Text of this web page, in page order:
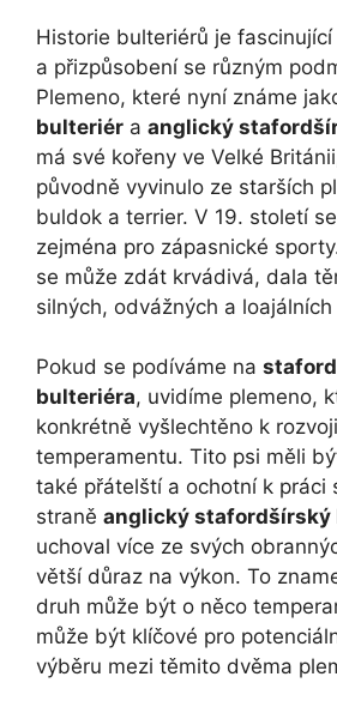
Historie bulteriérů je
a přizpůsobení se různým
Plemeno, které nyní známe
bulteriér a anglický
má své kořeny ve Velké
původně vyvinulo ze starších
buldok a terrier. V 19. století
zejména pro zápasnické
se může zdát krvádivá, dala
silných, odvážných a
Pokud se podíváme na
bulteriéra, uvidíme plemeno,
konkrétně vyšlechtěno k
temperamentu. Tito psi měli
také přátelští a ochotní k práci
straně anglický stafordšírský
uchoval více ze svých
větší důraz na výkon. To
druh může být o něco
může být klíčové pro
výběru mezi těmito dvěma